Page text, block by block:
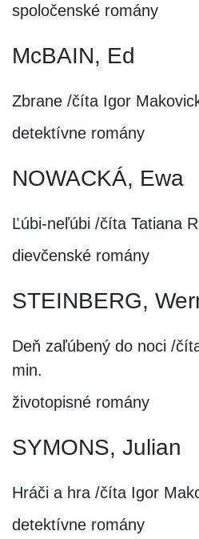
spoločenské romány
McBAIN, Ed
Zbrane /číta Igor
detektívne romány
NOWACKÁ, Ewa
Ľúbi-neľúbi /číta Tatiana
dievčenské romány
STEINBERG,
Deň zaľúbený do noci /
min.
životopisné romány
SYMONS, Julian
Hráči a hra /číta Igor
detektívne romány